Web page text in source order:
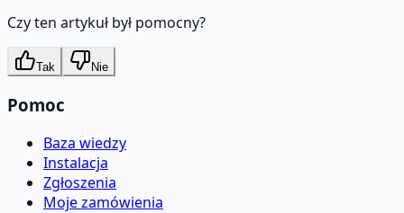
Czy ten artykuł był pomocny?
Tak Nie
Pomoc
Baza wiedzy
Instalacja
Zgłoszenia
Moje zamówienia